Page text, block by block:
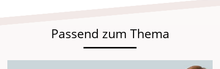
Passend zum Thema